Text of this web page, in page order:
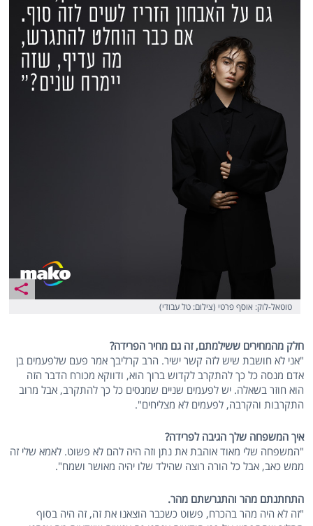
טוטאל-לוק: אוסף פרטי (צילום: טל עבודי)
חלק מהמחירים ששילמתם, זה גם מחיר הפרידה?
"אני לא חושבת שיש לזה קשר ישיר. הרב קרליבך אמר פעם שלפעמים בן
אדם מנסה כל כך להתקרב לקדוש ברוך הוא, ודווקא מכורח הדבר הזה
הוא חוזר בשאלה. יש לפעמים שניים שמנסים כל כך להתקרב, אבל מרוב
התקרבות והקרבה, לפעמים לא מצליחים".
איך המשפחה שלך הגיבה לפרידה?
"המשפחה שלי מאוד אוהבת את נתן וזה היה להם לא פשוט. לאמא שלי זה
ממש כאב, אבל כל הורה רוצה שהילד שלו יהיה מאושר ושמח".
התחתנתם מהר והתגרשתם מהר.
"זה לא היה מהר בהכרח, פשוט כשכבר הוצאנו את זה, זה היה בסוף